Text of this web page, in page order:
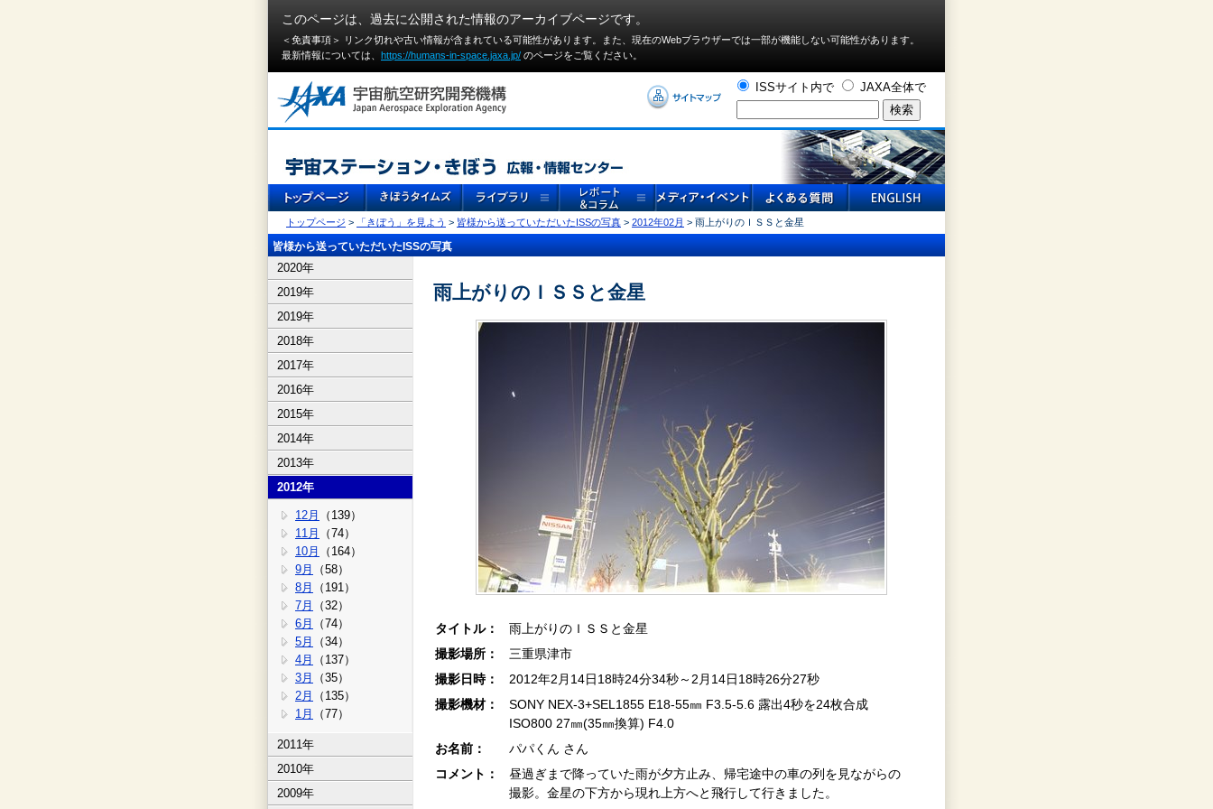
このページは、過去に公開された情報のアーカイブページです。
＜免責事項＞ リンク切れや古い情報が含まれている可能性があります。また、現在のWebブラウザーでは⼀部が機能しない可能性があります。
最新情報については、 https://humans-in-space.jaxa.jp/ のページをご覧ください。
ISSサイト内で JAXA全体で
トップページ > 「きぼう」を見よう > 皆様から送っていただいたISSの写真 > 2012年02月 > 雨上がりのＩＳＳと金星
皆様から送っていただいたISSの写真
2020年
2019年
2019年
2018年
2017年
2016年
2015年
2014年
2013年
2012年
12月
（139）
11月
（74）
10月
（164）
9月
（58）
8月
（191）
7月
（32）
6月
（74）
5月
（34）
4月
（137）
3月
（35）
2月
（135）
1月
（77）
2011年
2010年
2009年
雨上がりのＩＳＳと金星
タイトル：
雨上がりのＩＳＳと金星
撮影場所：
三重県津市
撮影日時：
2012年2月14日18時24分34秒～2月14日18時26分27秒
撮影機材：
SONY NEX-3+SEL1855 E18-55㎜ F3.5-5.6 露出4秒を24枚合成
ISO800 27㎜(35㎜換算) F4.0
お名前：
パパくん さん
コメント：
昼過ぎまで降っていた雨が夕方止み、帰宅途中の車の列を見ながらの
撮影。金星の下方から現れ上方へと飛行して行きました。